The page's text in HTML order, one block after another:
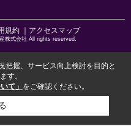
規約 ｜アクセスマップ
株式会社 All rights reserved.
把握、サービス向上検討を目的と
す。
て」 をご確認ください。